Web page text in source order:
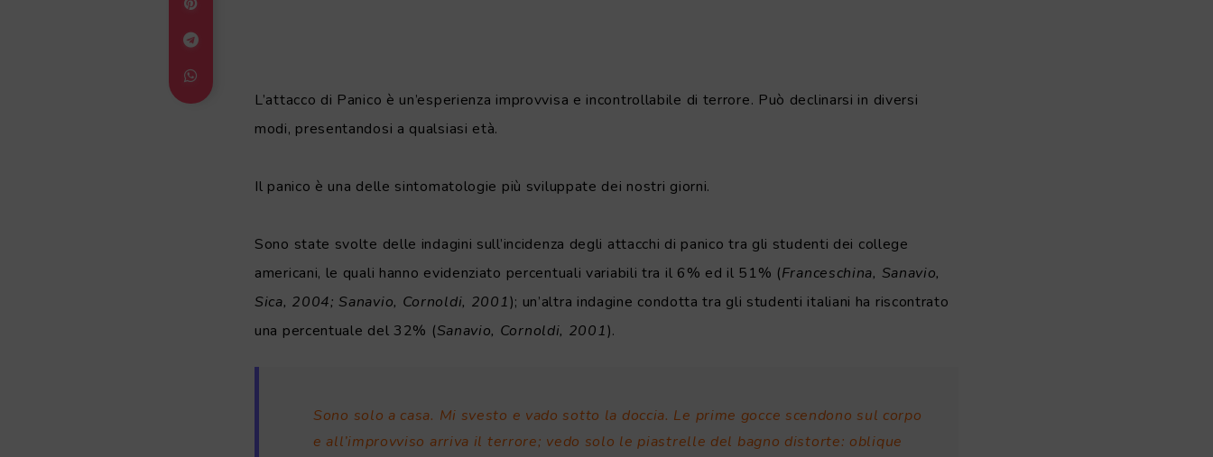
L’attacco di Panico è un’esperienza improvvisa e incontrollabile di terrore. Può declinarsi in diversi
modi, presentandosi a qualsiasi età.
Il panico è una delle sintomatologie più sviluppate dei nostri giorni.
Sono state svolte delle indagini sull’incidenza degli attacchi di panico tra gli studenti dei college
americani, le quali hanno evidenziato percentuali variabili tra il 6% ed il 51% (Franceschina, Sanavio,
Sica, 2004; Sanavio, Cornoldi, 2001); un’altra indagine condotta tra gli studenti italiani ha riscontrato
una percentuale del 32% (Sanavio, Cornoldi, 2001).
Sono solo a casa. Mi svesto e vado sotto la doccia. Le prime gocce scendono sul corpo
e all’improvviso arriva il terrore; vedo solo le piastrelle del bagno distorte: oblique